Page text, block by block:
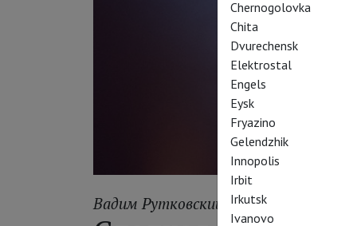
Вадим Рутковский
Chernogolovka
Chita
Dvurechensk
Elektrostal
Engels
Eysk
Fryazino
Gelendzhik
Innopolis
Irbit
Irkutsk
Ivanovo